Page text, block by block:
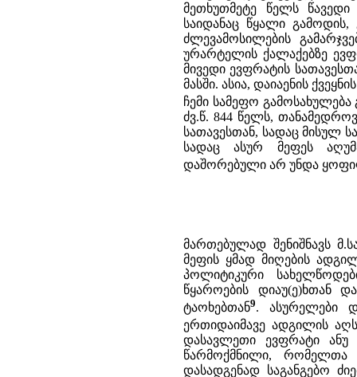
მეთხუთმეტე წელს წავედი
საიდანაც წყალი გამოდის,
ძლევამოსილების
ურარტელის ქალაქებზე
მივედი ევფრატის
მასში. ასია, დაიაენის
ჩემი სამეფო
ძვ.წ. 844 წელს,
სათავესთან, სადაც მისულ
სადაც ასურ მეფეს
დაშორებული არ უნდა
მართებულად შენიშნავს
მეფის ყმად მიღების
პოლიტიკური
წყაროების დიაუ(ე)ხთან
ტაოხებთან9. ასურელები
ერთიდაიმავე ადგილის
დასავლეთი ევფრატი ანუ
წარმოქმნილი, რომელთა
დასადგენად საგანგებო